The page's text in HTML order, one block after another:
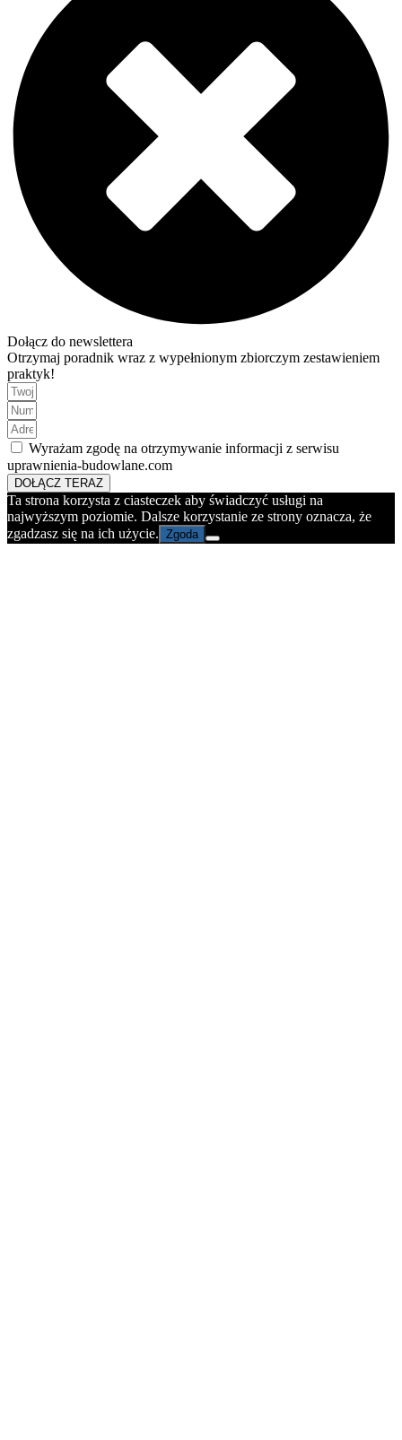
Dołącz do newslettera
Otrzymaj poradnik wraz z wypełnionym zbiorczym zestawieniem
praktyk!
Wyrażam zgodę na otrzymywanie informacji z serwisu
uprawnienia-budowlane.com
DOŁĄCZ TERAZ
Ta strona korzysta z ciasteczek aby świadczyć usługi na
najwyższym poziomie. Dalsze korzystanie ze strony oznacza, że
zgadzasz się na ich użycie. Zgoda